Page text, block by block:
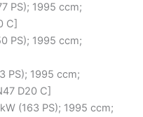
PS); 1995 ccm;
C]
PS); 1995 ccm;
PS); 1995 ccm;
D20 C]
(163 PS); 1995 ccm;